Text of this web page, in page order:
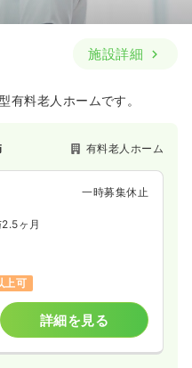
施設詳細
料老人ホームです。
有料老人ホーム
一時募集休止
ヶ月
上可
詳細を見る